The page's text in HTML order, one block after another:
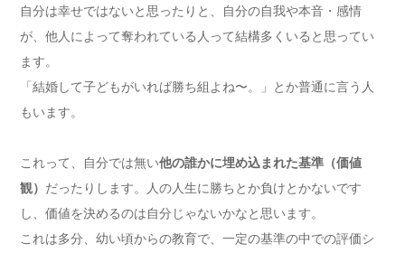
自分は幸せではないと思ったりと、自分の自我や本音・感情
が、他人によって奪われている人って結構多くいると思ってい
ます。
「結婚して子どもがいれば勝ち組よね〜。」とか普通に言う人
もいます。
これって、自分では無い他の誰かに埋め込まれた基準（価値
観） だったりします。人の人生に勝ちとか負けとかないです
し、価値を決めるのは自分じゃないかなと思います。
これは多分、幼い頃からの教育で、一定の基準の中での評価シ